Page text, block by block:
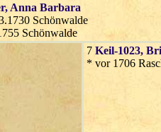
, Anna Barbara
Schönwalde
Schönwalde
7 Keil-1023,
* vor 1706